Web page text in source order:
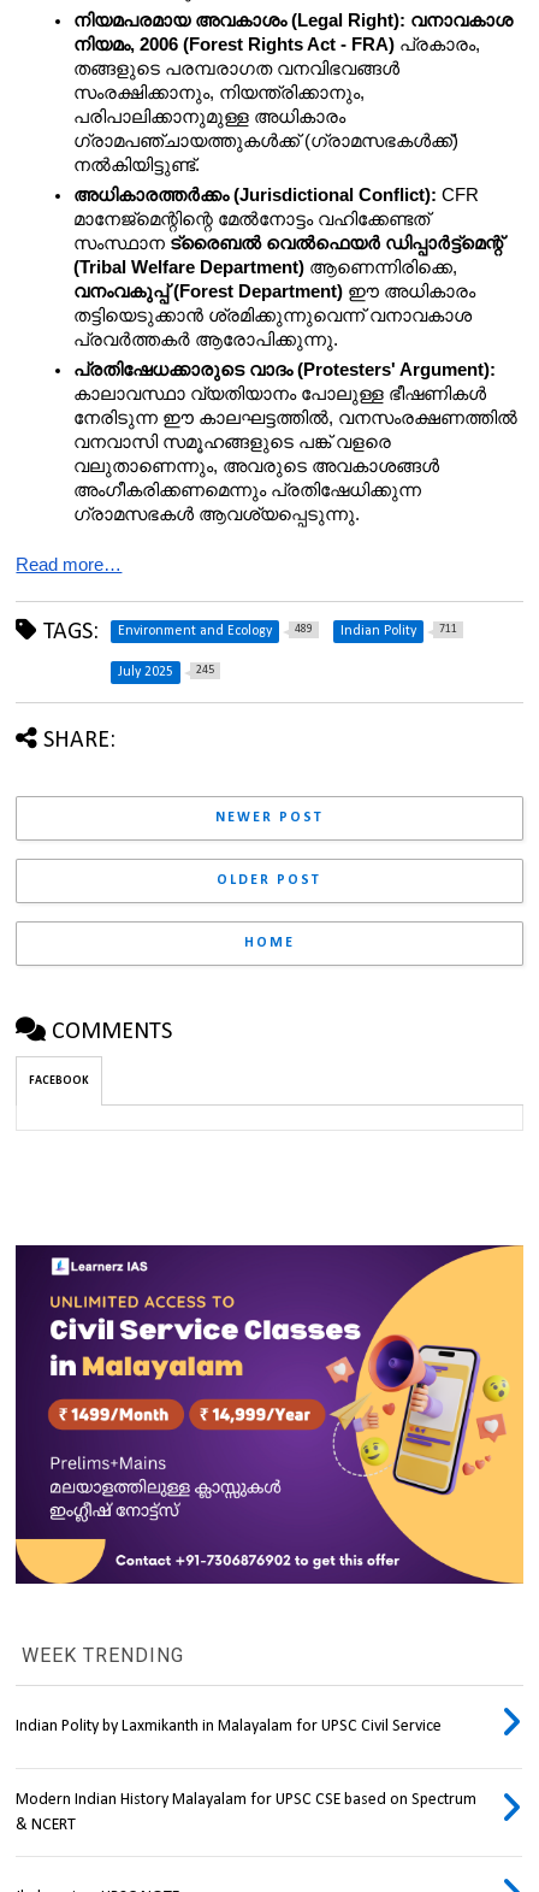
നിയമപരമായ അവകാശം (Legal Right): വനാവകാശ
നിയമം, 2006 (Forest Rights Act - FRA) പ്രകാരം,
തങ്ങളുടെ പരമ്പരാഗത വനവിഭവങ്ങൾ
സംരക്ഷിക്കാനും, നിയന്ത്രിക്കാനും,
പരിപാലിക്കാനുമുള്ള അധികാരം
ഗ്രാമപഞ്ചായത്തുകൾക്ക് (ഗ്രാമസഭകൾക്ക്)
നൽകിയിട്ടുണ്ട്.
അധികാരത്തർക്കം (Jurisdictional Conflict): CFR
മാനേജ്മെന്റിന്റെ മേൽനോട്ടം വഹിക്കേണ്ടത്
സംസ്ഥാന ട്രൈബൽ വെൽഫെയർ ഡിപ്പാർട്ട്‌മെന്റ്
(Tribal Welfare Department)
വനംവകുപ്പ് (Forest Department) ഈ അധികാരം
തട്ടിയെടുക്കാൻ ശ്രമിക്കുന്നുവെന്ന് വനാവകാശ
പ്രവർത്തകർ ആരോപിക്കുന്നു.
പ്രതിഷേധക്കാരുടെ വാദം (Protesters' Argument):
കാലാവസ്ഥാ വ്യതിയാനം പോലുള്ള ഭീഷണികൾ
നേരിടുന്ന ഈ കാലഘട്ടത്തിൽ, വനസംരക്ഷണത്തിൽ
വനവാസി സമൂഹങ്ങളുടെ പങ്ക് വളരെ
വലുതാണെന്നും, അവരുടെ അവകാശങ്ങൾ
അംഗീകരിക്കണമെന്നും പ്രതിഷേധിക്കുന്ന
ഗ്രാമസഭകൾ ആവശ്യപ്പെടുന്നു.
Read more…
TAGS: Environment and Ecology 489 Indian Polity 711
July 2025 245
SHARE:
NEWER POST
OLDER POST
HOME
COMMENTS
FACEBOOK
WEEK TRENDING
Indian Polity by Laxmikanth in Malayalam for UPSC Civil Service
Modern Indian History Malayalam for UPSC CSE based on Spectrum
& NCERT